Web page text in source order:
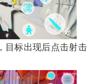
目标出现后点击射击